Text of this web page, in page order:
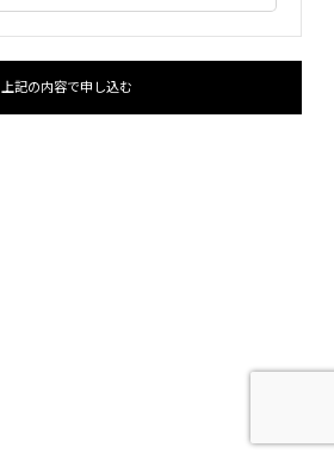
上記の内容で申し込む